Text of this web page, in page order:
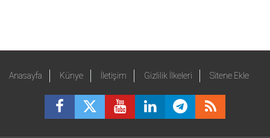
Anasayfa Künye İletişim Gizlilik İlkeleri Sitene Ekle